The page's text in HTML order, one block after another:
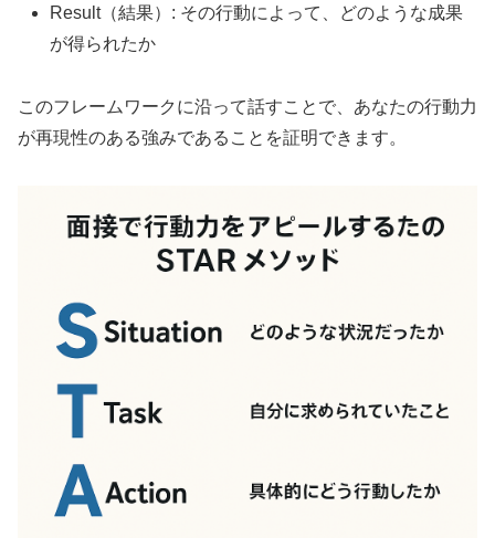
Result（結果）: その行動によって、どのような成果
が得られたか
このフレームワークに沿って話すことで、あなたの行動力
が再現性のある強みであることを証明できます。